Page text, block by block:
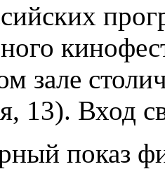
зале
13). Вход
показ